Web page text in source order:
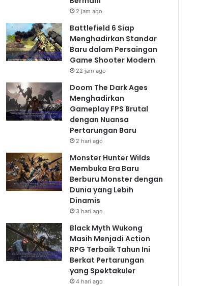
2 jam ago
Battlefield 6 Siap
Menghadirkan Standar
Baru dalam Persaingan
Game Shooter Modern
22 jam ago
Doom The Dark Ages
Menghadirkan
Gameplay FPS Brutal
dengan Nuansa
Pertarungan Baru
2 hari ago
Monster Hunter Wilds
Membuka Era Baru
Berburu Monster dengan
Dunia yang Lebih
Dinamis
3 hari ago
Black Myth Wukong
Masih Menjadi Action
RPG Terbaik Tahun Ini
Berkat Pertarungan
yang Spektakuler
4 hari ago